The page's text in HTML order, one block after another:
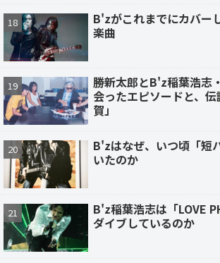
B'zがこれまでにカバー
楽曲
勝新太郎とB'z稲葉浩志
会ったエピソードと、
賀」
B'zはなぜ、いつ頃「短
いたのか
B'z稲葉浩志は「LOVE
ダイブしているのか